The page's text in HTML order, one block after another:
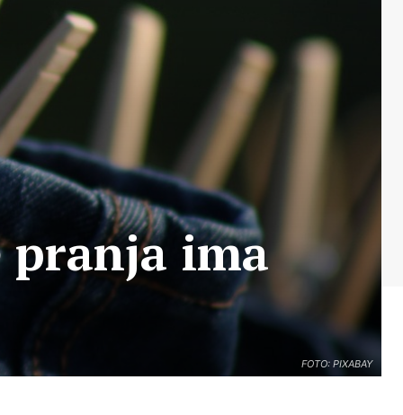
FOTO: PIXABAY
pranja ima